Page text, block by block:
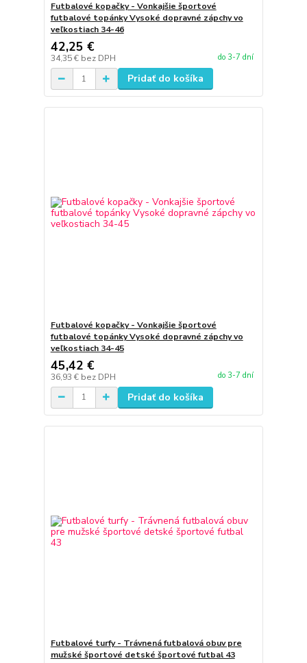
Futbalové kopačky - Vonkajšie športové
futbalové topánky Vysoké dopravné zápchy vo
veľkostiach 34-46
42,25 €
34,35 € bez DPH do 3-7 dní
Pridať do košíka
Futbalové kopačky - Vonkajšie športové
futbalové topánky Vysoké dopravné zápchy vo
veľkostiach 34-45
45,42 €
36,93 € bez DPH do 3-7 dní
Pridať do košíka
Futbalové turfy - Trávnená futbalová obuv pre
mužské športové detské športové futbal 43